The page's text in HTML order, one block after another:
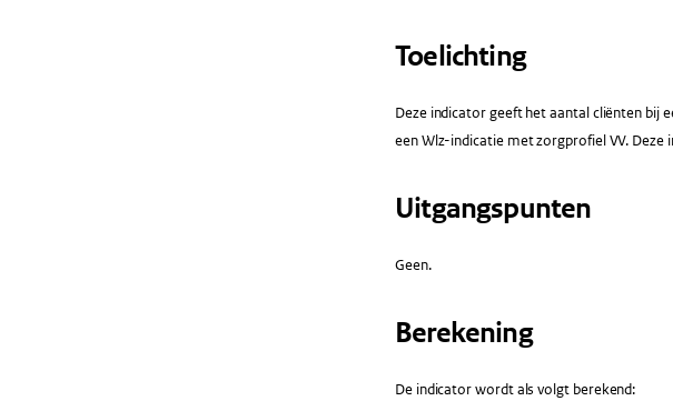
Toelichting
Deze indicator geeft het aantal cliënten bij
een Wlz-indicatie met zorgprofiel VV.
Uitgangspunten
Geen.
Berekening
De indicator wordt als volgt berekend: